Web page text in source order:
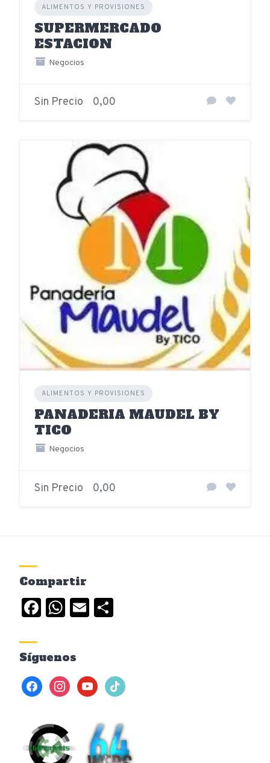
ALIMENTOS Y PROVISIONES
SUPERMERCADO
ESTACION
Negocios
Sin Precio 0,00
ALIMENTOS Y PROVISIONES
PANADERIA MAUDEL BY
TICO
Negocios
Sin Precio 0,00
Compartir
Facebook
WhatsApp
Email
Síguenos
facebookinstagramyoutubetiktok